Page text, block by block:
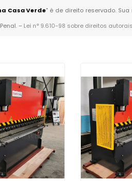
Casa Verde" é de direito reservado.
– Lei n° 9.610-98 sobre direitos